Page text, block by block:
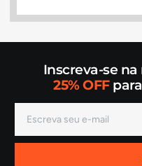
Inscreva-se
25% OFF